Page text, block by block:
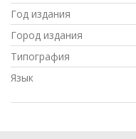
Год издания
Город издания
Типография
Язык